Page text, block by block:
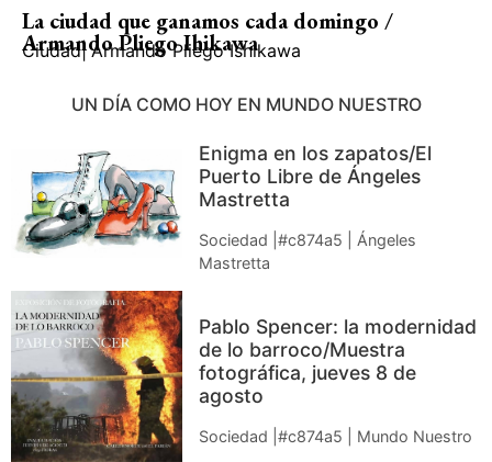
La ciudad que ganamos cada domingo /
Armando Pliego Ihikawa
Ciudad| Armando Pliego Ishikawa
UN DÍA COMO HOY EN MUNDO NUESTRO
Enigma en los zapatos/El
Puerto Libre de Ángeles
Mastretta
Sociedad |#c874a5 | Ángeles
Mastretta
Pablo Spencer: la modernidad
de lo barroco/Muestra
fotográfica, jueves 8 de
agosto
Sociedad |#c874a5 | Mundo Nuestro